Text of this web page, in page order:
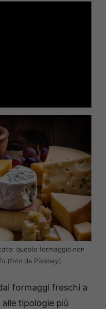
questo formaggio non
(foto da Pixabay)
formaggi freschi a
tipologie più